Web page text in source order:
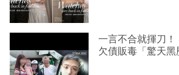
一言不合就揮刀
欠債販毒「驚天黑